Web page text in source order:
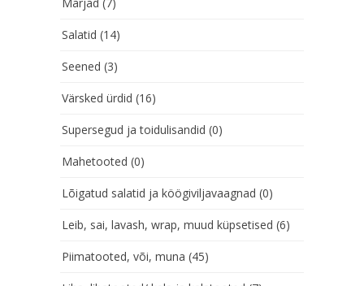
Salatid (14)
Seened (3)
Värsked ürdid (16)
Supersegud ja toidulisandid (0)
Mahetooted (0)
Lõigatud salatid ja köögiviljavaagnad (0)
Leib, sai, lavash, wrap, muud küpsetised (6)
Piimatooted, või, muna (45)